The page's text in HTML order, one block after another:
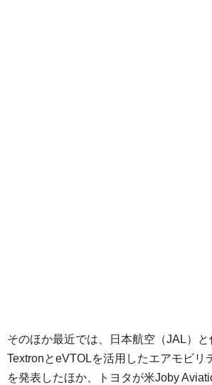
そのほか最近では、日本航空（JAL）と
TextronとeVTOLを活用したエアモビリ
を発表したほか、トヨタが米Joby